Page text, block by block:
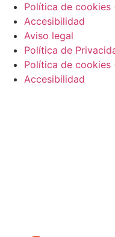
Política de cookies
Accesibilidad
Aviso legal
Política de
Política de cookies
Accesibilidad